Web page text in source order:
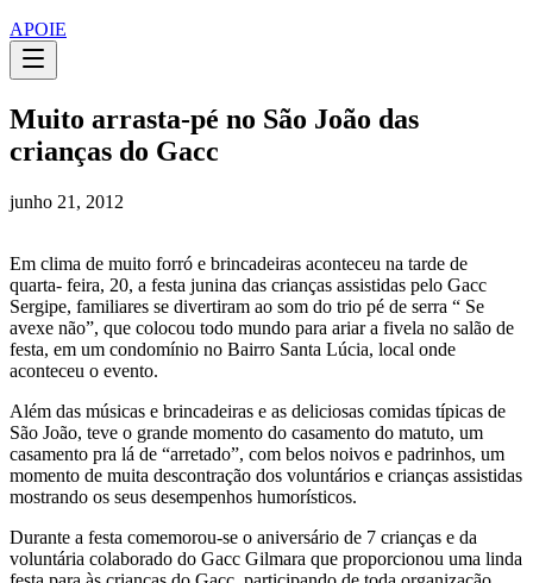
APOIE
Muito arrasta-pé no São João das
crianças do Gacc
junho 21, 2012
Em clima de muito forró e brincadeiras aconteceu na tarde de
quarta- feira, 20, a festa junina das crianças assistidas pelo Gacc
Sergipe, familiares se divertiram ao som do trio pé de serra “ Se
avexe não”, que colocou todo mundo para ariar a fivela no salão de
festa, em um condomínio no Bairro Santa Lúcia, local onde
aconteceu o evento.
Além das músicas e brincadeiras e as deliciosas comidas típicas de
São João, teve o grande momento do casamento do matuto, um
casamento pra lá de “arretado”, com belos noivos e padrinhos, um
momento de muita descontração dos voluntários e crianças assistidas
mostrando os seus desempenhos humorísticos.
Durante a festa comemorou-se o aniversário de 7 crianças e da
voluntária colaborado do Gacc Gilmara que proporcionou uma linda